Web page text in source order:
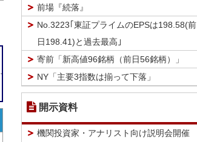
前場『続落』
No.3223｢東証プライムのEPSは198.58(前
日198.41)と過去最高｣
寄前「新高値96銘柄（前日56銘柄）」
NY「主要3指数は揃って下落」
開示資料
機関投資家・アナリスト向け説明会開催